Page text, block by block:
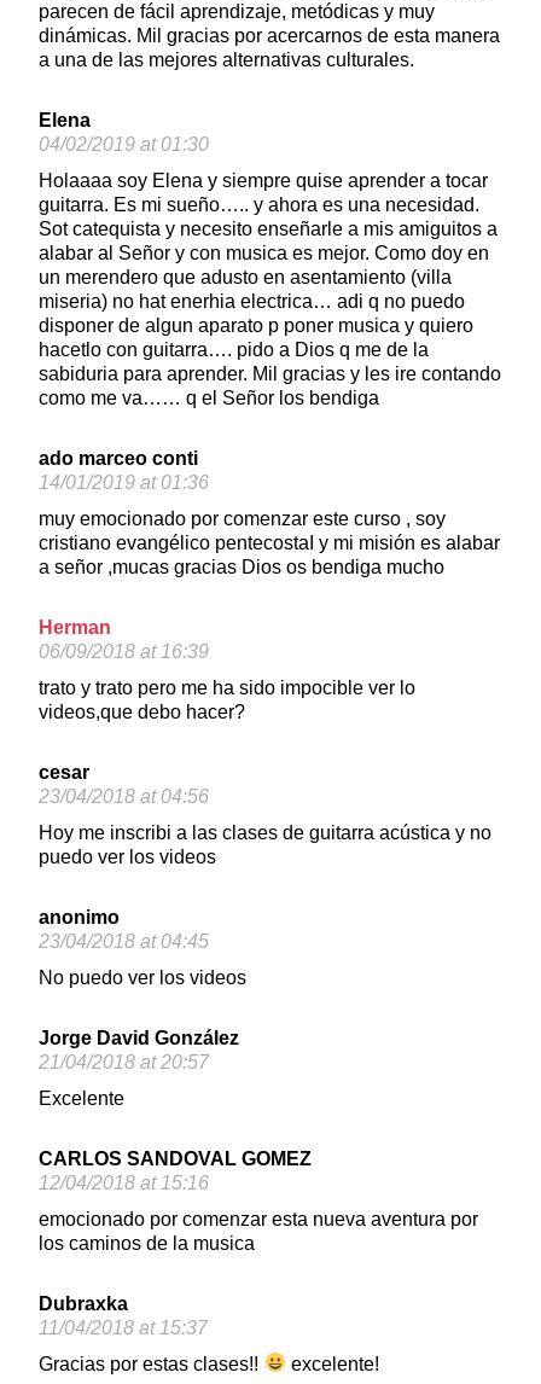
parecen de fácil aprendizaje, metódicas y muy
dinámicas. Mil gracias por acercarnos de esta manera
a una de las mejores alternativas culturales.
Elena
04/02/2019 at 01:30
Holaaaa soy Elena y siempre quise aprender a tocar
guitarra. Es mi sueño….. y ahora es una necesidad.
Sot catequista y necesito enseñarle a mis amiguitos a
alabar al Señor y con musica es mejor. Como doy en
un merendero que adusto en asentamiento (villa
miseria) no hat enerhia electrica… adi q no puedo
disponer de algun aparato p poner musica y quiero
hacetlo con guitarra…. pido a Dios q me de la
sabiduria para aprender. Mil gracias y les ire contando
como me va…… q el Señor los bendiga
ado marceo conti
14/01/2019 at 01:36
muy emocionado por comenzar este curso , soy
cristiano evangélico pentecostaI y mi misión es alabar
a señor ,mucas gracias Dios os bendiga mucho
Herman
06/09/2018 at 16:39
trato y trato pero me ha sido impocible ver lo
videos,que debo hacer?
cesar
23/04/2018 at 04:56
Hoy me inscribi a las clases de guitarra acústica y no
puedo ver los videos
anonimo
23/04/2018 at 04:45
No puedo ver los videos
Jorge David González
21/04/2018 at 20:57
Excelente
CARLOS SANDOVAL GOMEZ
12/04/2018 at 15:16
emocionado por comenzar esta nueva aventura por
los caminos de la musica
Dubraxka
11/04/2018 at 15:37
Gracias por estas clases!!
excelente!